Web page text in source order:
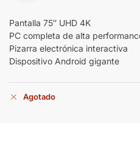
Pantalla 75″ UHD 4K
PC completa de alta
Pizarra electrónica interactiva
Dispositivo Android gigante
Agotado